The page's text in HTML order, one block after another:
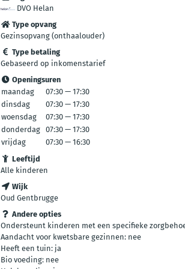
DVO Helan
Type opvang
Gezinsopvang (onthaalouder)
Type betaling
Gebaseerd op inkomenstarief
Openingsuren
maandag
07:30 — 17:30
dinsdag
07:30 — 17:30
woensdag
07:30 — 17:30
donderdag 07:30 — 17:30
vrijdag
07:30 — 16:30
Leeftijd
Alle kinderen
Wijk
Oud Gentbrugge
Andere opties
Ondersteunt kinderen met een specifieke
Aandacht voor kwetsbare gezinnen: nee
Heeft een tuin: ja
Bio voeding: nee